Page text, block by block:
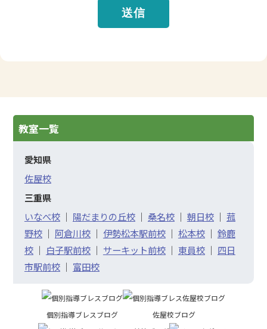
教室一覧
愛知県
佐屋校
三重県
いなべ校｜ 陽だまりの丘校｜ 桑名校｜ 朝日校｜ 菰
野校｜ 阿倉川校｜ 伊勢松本駅前校｜ 松本校｜ 鈴鹿
校｜ 白子駅前校｜ サーキット前校｜ 東員校｜ 四日
市駅前校｜ 富田校
個別指導ブレスブログ 佐屋校ブログ